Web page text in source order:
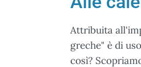
Attribuita
greche" è di
così?